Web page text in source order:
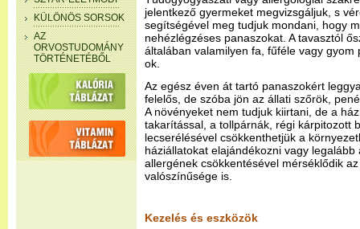
KÜLÖNÖS SORSOK
AZ
ORVOSTUDOMÁNY
TÖRTÉNETÉBŐL
jelentkező gyermeket megvizsgáljuk, s
segítségével meg tudjuk mondani, hogy
nehézlégzéses panaszokat. A tavasztól
általában valamilyen fa, fűféle vagy
ok.
Az egész éven át tartó panaszokért
felelős, de szóba jön az állati szőrök,
A növényeket nem tudjuk kiirtani, de a
takarítással, a tollpárnák, régi kárpitozott
lecserélésével csökkenthetjük a
háziállatokat elajándékozni vagy
allergének csökkentésével mérséklődik
valószínűsége is.
Kezelés és eszközök